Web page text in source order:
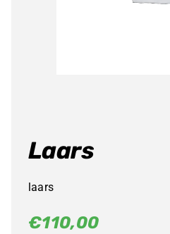
Laars
laars
€110,00